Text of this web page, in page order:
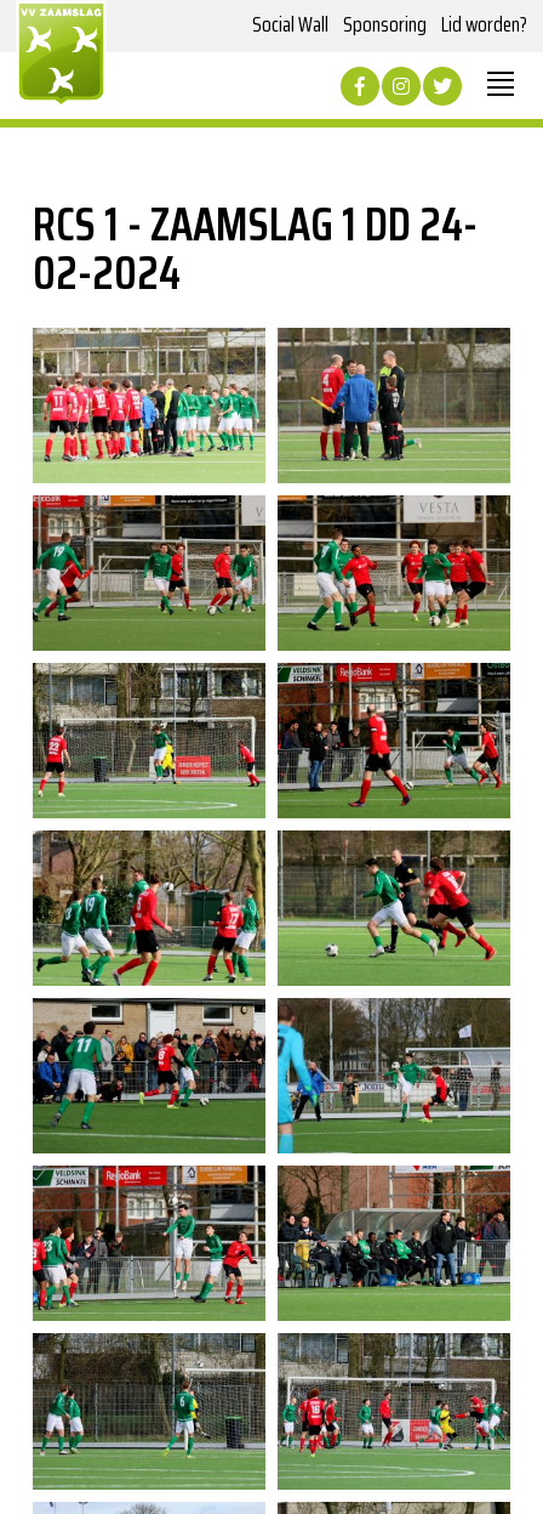
Social Wall Sponsoring Lid worden?
RCS 1 - ZAAMSLAG 1 DD 24-
02-2024